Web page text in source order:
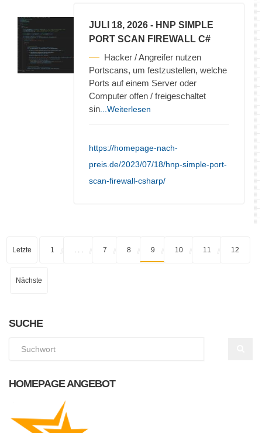
JULI 18, 2026 - HNP SIMPLE
PORT SCAN FIREWALL C#
Hacker / Angreifer nutzen
Portscans, um festzustellen, welche
Ports auf einem Server oder
Computer offen / freigeschaltet
sin ...Weiterlesen
https://homepage-nach-
preis.de/2023/07/18/hnp-simple-port-
scan-firewall-csharp/
Letzte 1 7 8 9 10 11 12
Nächste
SUCHE
HOMEPAGE ANGEBOT